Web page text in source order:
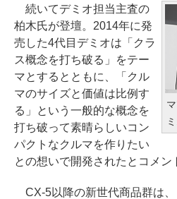
続いてデミオ担当主査の
柏木氏が登壇。2014年に発
売した4代目デミオは「クラ
ス概念を打ち破る」をテー
マとするとともに、「クル
マのサイズと価値は比例す
る」という一般的な概念を
打ち破って素晴らしいコン
パクトなクルマを作りたい
との想いで開発されたとコメン
CX-5以降の新世代商品群は、